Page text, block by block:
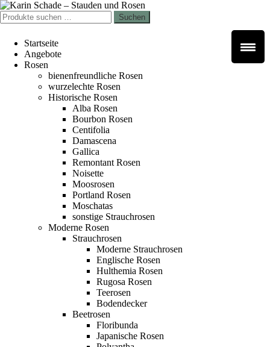
Zur
Navigation
springen
Zum
Inhalt
springen
Suchen
nach:
Suchen
Startseite
Angebote
Rosen
bienenfreundliche Rosen
wurzelechte Rosen
Historische Rosen
Alba Rosen
Bourbon Rosen
Centifolia
Damascena
Gallica
Remontant Rosen
Noisette
Moosrosen
Portland Rosen
Moschatas
sonstige Strauchrosen
Moderne Rosen
Strauchrosen
Moderne Strauchrosen
Englische Rosen
Hulthemia Rosen
Rugosa Rosen
Teerosen
Bodendecker
Beetrosen
Floribunda
Japanische Rosen